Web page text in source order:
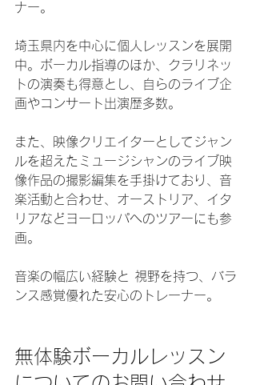
ナー。
埼玉県内を中心に個人レッスンを展開
中。ボーカル指導のほか、クラリネッ
トの演奏も得意とし、自らのライブ企
画やコンサート出演歴多数。
また、映像クリエイターとしてジャン
ルを超えたミュージシャンのライブ映
像作品の撮影編集を手掛けており、音
楽活動と合わせ、オーストリア、イタ
リアなどヨーロッパへのツアーにも参
画。
音楽の幅広い経験と 視野を持つ、バラ
ンス感覚優れた安心のトレーナー。
無体験ボーカルレッスン